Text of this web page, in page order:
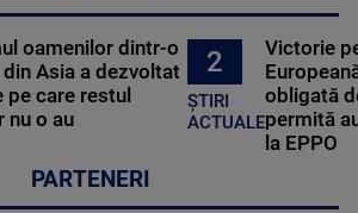
oamenilor dintr-o
Asia a dezvoltat
care restul
nu o au
2
ȘTIRI
ACTUALE
Victorie
obligată
permită
la EPPO
PARTENERI